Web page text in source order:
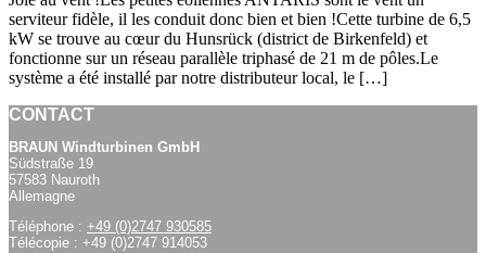
serviteur fidèle, il les conduit donc bien et bien !Cette turbine de 6,5
kW se trouve au cœur du Hunsrück (district de Birkenfeld) et
fonctionne sur un réseau parallèle triphasé de 21 m de pôles.Le
système a été installé par notre distributeur local, le […]
CONTACT
BRAUN Windturbinen GmbH
Südstraße 19
57583 Nauroth
Allemagne
Téléphone : +49 (0)2747 930585
Télécopie : +49 (0)2747 914053